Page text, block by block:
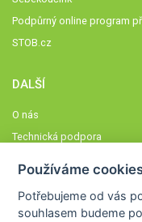
Podpůrný online program
STOB.cz
DALŠÍ
O nás
Technická podpora
Členové STOBklubu
Používáme
Potřebujeme od vás
souhlasem budeme